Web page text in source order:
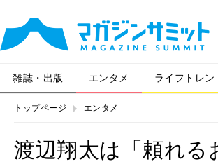
雑誌・出版 エンタメ ライフトレン
トップページ エンタメ
渡辺翔太は「頼れる